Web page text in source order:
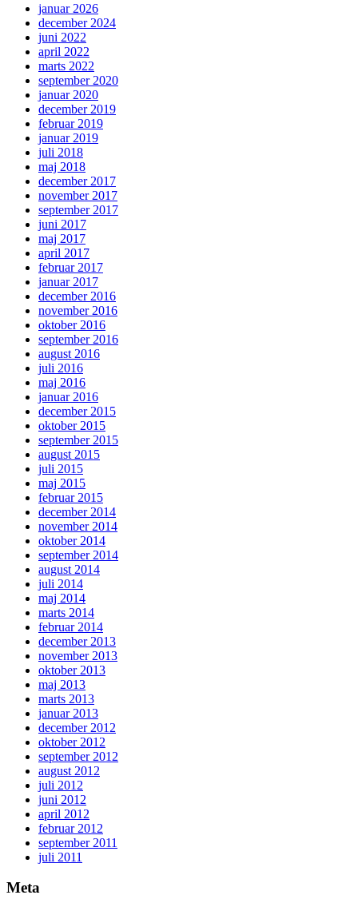
januar 2026
december 2024
juni 2022
april 2022
marts 2022
september 2020
januar 2020
december 2019
februar 2019
januar 2019
juli 2018
maj 2018
december 2017
november 2017
september 2017
juni 2017
maj 2017
april 2017
februar 2017
januar 2017
december 2016
november 2016
oktober 2016
september 2016
august 2016
juli 2016
maj 2016
januar 2016
december 2015
oktober 2015
september 2015
august 2015
juli 2015
maj 2015
februar 2015
december 2014
november 2014
oktober 2014
september 2014
august 2014
juli 2014
maj 2014
marts 2014
februar 2014
december 2013
november 2013
oktober 2013
maj 2013
marts 2013
januar 2013
december 2012
oktober 2012
september 2012
august 2012
juli 2012
juni 2012
april 2012
februar 2012
september 2011
juli 2011
Meta